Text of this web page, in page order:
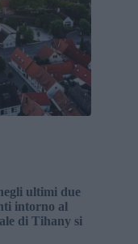
ultimi due
intorno al
di Tihany si